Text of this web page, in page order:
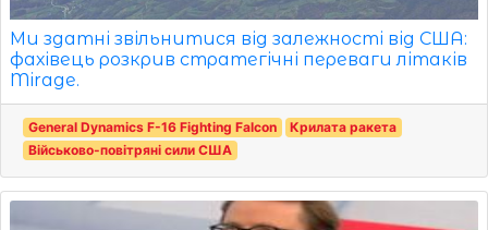
Ми здатні звільнитися від залежності від США:
фахівець розкрив стратегічні переваги літаків
Mirage.
General Dynamics F-16 Fighting Falcon
Крилата ракета
Військово-повітряні сили США